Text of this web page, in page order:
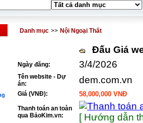
Danh mục >> Nội Ngoại Thất
Đấu Giá
Ngày đăng: 3/4/2026
Tên website - Dự
án:
dem.com.vn
Giá (VNĐ): 58,000,000 VNĐ
Thanh toán an toàn
qua BảoKim.vn:
[ Hướng dẫn